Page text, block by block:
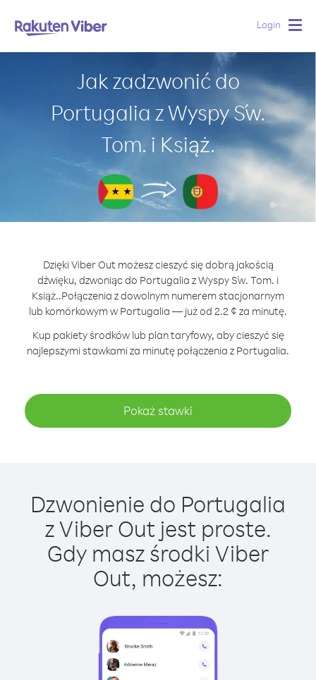
Login
Jak zadzwonić do
Portugalia z Wyspy Św.
Tom. i Książ.
Dzięki Viber Out możesz cieszyć się dobrą jakością
dźwięku, dzwoniąc do Portugalia z Wyspy Św. Tom. i
Książ..Połączenia z dowolnym numerem stacjonarnym
lub komórkowym w Portugalia — już od 2.2 ¢ za minutę.
Kup pakiety środków lub plan taryfowy, aby cieszyć się
najlepszymi stawkami za minutę połączenia z Portugalia.
Pokaż stawki
Dzwonienie do Portugalia
z Viber Out jest proste.
Gdy masz środki Viber
Out, możesz: